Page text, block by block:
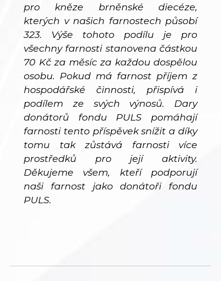
pro kněze brněnské diecéze,
kterých v našich farnostech působí
323. Výše tohoto podílu je pro
všechny farnosti stanovena částkou
70 Kč za měsíc za každou dospělou
osobu. Pokud má farnost příjem z
hospodářské činnosti, přispívá i
podílem ze svých výnosů. Dary
donátorů fondu PULS pomáhají
farnosti tento příspěvek snížit a díky
tomu tak zůstává farnosti více
prostředků pro její aktivity.
Děkujeme všem, kteří podporují
naši farnost jako donátoři fondu
PULS.